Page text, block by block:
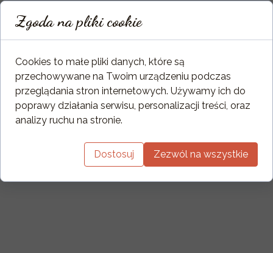
Zgoda na pliki cookie
Cookies to małe pliki danych, które są
przechowywane na Twoim urządzeniu podczas
przeglądania stron internetowych. Używamy ich do
poprawy działania serwisu, personalizacji treści, oraz
analizy ruchu na stronie.
Dostosuj Zezwól na wszystkie